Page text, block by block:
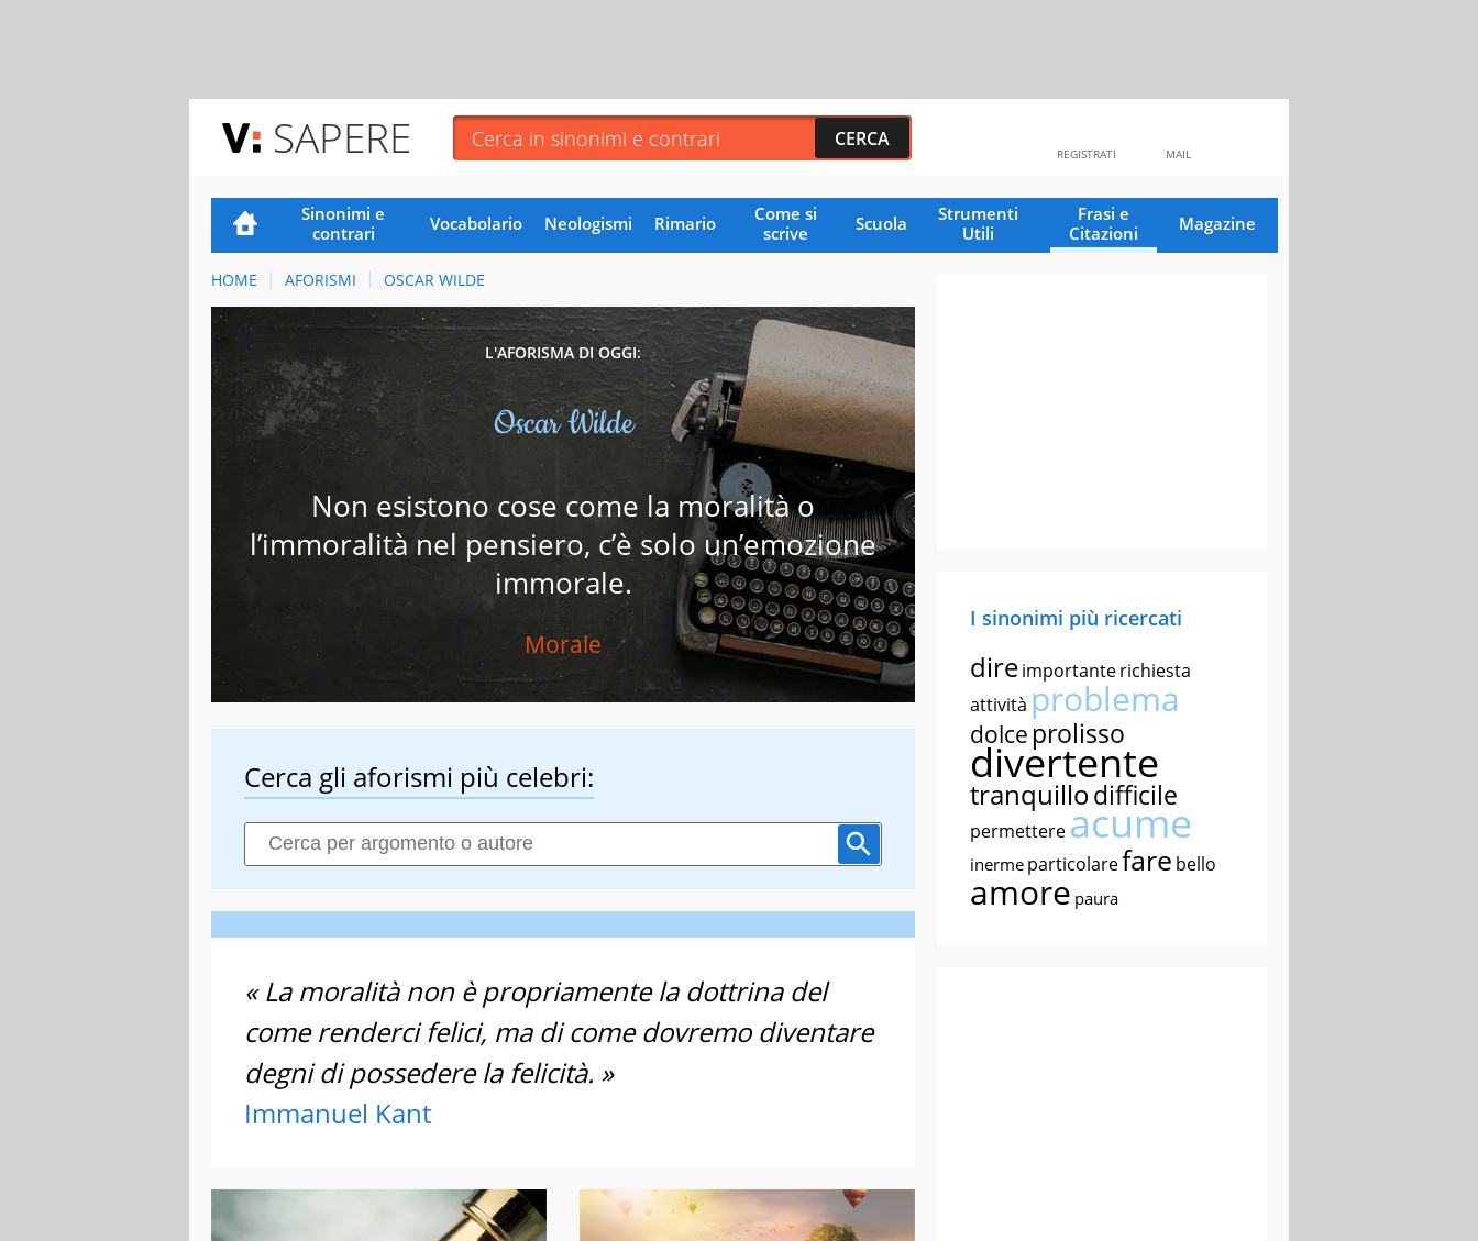
SAPERE MAIL
REGISTRATI
Sinonimi e
contrari
Vocabolario Neologismi Rimario
Come si
scrive
Scuola
Strumenti
Utili
Frasi e
Citazioni
Magazine
HOME AFORISMI OSCAR WILDE
L'AFORISMA DI OGGI:
Oscar Wilde
Non esistono cose come la moralità o
l’immoralità nel pensiero, c’è solo un’emozione
immorale.
Morale
Cerca gli aforismi più celebri:
« La moralità non è propriamente la dottrina del
come renderci felici, ma di come dovremo diventare
degni di possedere la felicità. »
Immanuel Kant
I sinonimi più ricercati
direimportanterichiesta
attività problema
dolce prolisso
divertente
tranquillodifficile
permettereacume
inerme particolarefare bello
amore paura